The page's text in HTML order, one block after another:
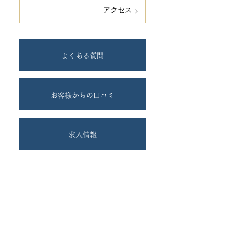
アクセス
よくある質問
お客様からの口コミ
求人情報